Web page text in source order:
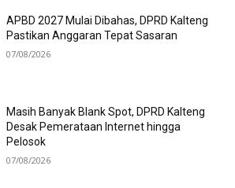
APBD 2027 Mulai Dibahas, DPRD Kalteng
Pastikan Anggaran Tepat Sasaran
07/08/2026
Masih Banyak Blank Spot, DPRD Kalteng
Desak Pemerataan Internet hingga
Pelosok
07/08/2026